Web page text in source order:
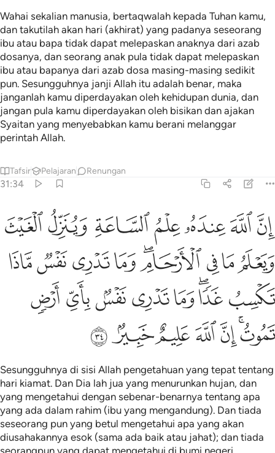
Wahai sekalian manusia, bertaqwalah kepada Tuhan kamu,
dan takutilah akan hari (akhirat) yang padanya seseorang
ibu atau bapa tidak dapat melepaskan anaknya dari azab
dosanya, dan seorang anak pula tidak dapat melepaskan
ibu atau bapanya dari azab dosa masing-masing sedikit
pun. Sesungguhnya janji Allah itu adalah benar, maka
janganlah kamu diperdayakan oleh kehidupan dunia, dan
jangan pula kamu diperdayakan oleh bisikan dan ajakan
Syaitan yang menyebabkan kamu berani melanggar
perintah Allah.
Tafsir Pelajaran Renungan
31:34
ان الله عنده علم الساعة وينزل الغيث ويعلم ما في الارحام وما
إِنَّ ٱللَّهَ عِندَهُۥ عِلْمُ ٱلسَّاعَةِ وَيُنَزِّلُ ٱلْغَيْثَ وَيَعْلَمُ مَا فِى
ﲻﲼﲽﲾﲿ ﳀﳁ
ﳂﳃﳄﳅﳆﳇﳈﳉﳊ
ﳋﳌﳍﳎﳏﳐﳑﳒ
ﳓﳔﳕﳖﳗﳘﳙ
Sesungguhnya di sisi Allah pengetahuan yang tepat tentang
hari kiamat. Dan Dia lah jua yang menurunkan hujan, dan
yang mengetahui dengan sebenar-benarnya tentang apa
yang ada dalam rahim (ibu yang mengandung). Dan tiada
seseorang pun yang betul mengetahui apa yang akan
diusahakannya esok (sama ada baik atau jahat); dan tiada
seorangpun yang dapat mengetahui di bumi negeri